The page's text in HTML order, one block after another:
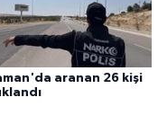
aranan 26 kişi